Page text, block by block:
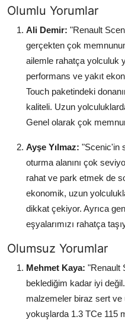
Olumlu Yorumlar
Ali Demir: "Renault
gerçekten çok
ailemle rahatça yolculuk
performans ve yakıt
Touch paketindeki
kaliteli. Uzun
Genel olarak çok
Ayşe Yılmaz: "Scenic'in
oturma alanını çok
rahat ve park etmek de
ekonomik, uzun
dikkat çekiyor. Ayrıca
eşyalarımızı rahatça
Olumsuz Yorumlar
Mehmet Kaya: "Renault
beklediğim kadar iyi
malzemeler biraz sert ve
yokuşlarda 1.3 TCe 115